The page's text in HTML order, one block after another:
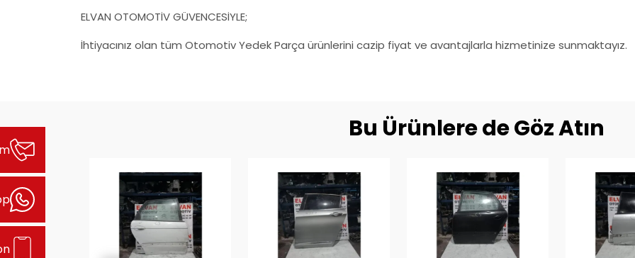
ELVAN OTOMOTİV GÜVENCESİYLE;
İhtiyacınız olan tüm Otomotiv Yedek Parça ürünlerini cazip fiyat ve avantajlarla hizmetinize sunmaktayız.
Bu Ürünlere de Göz Atın